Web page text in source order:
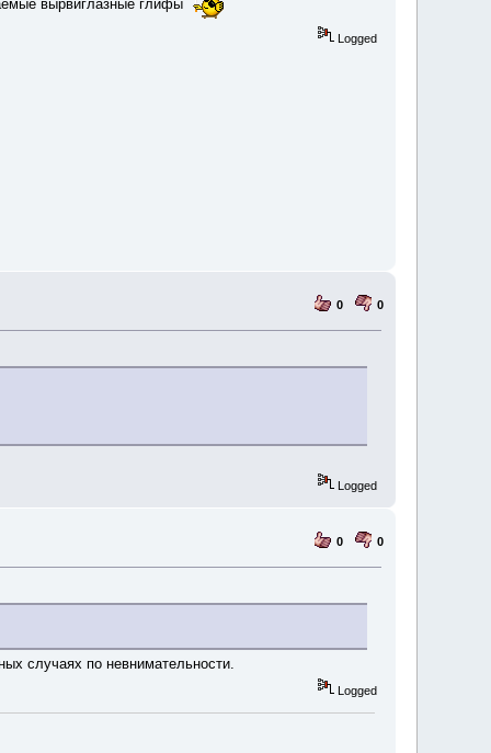
вырвиглазные глифы
Logged
0 0
Logged
0 0
случаях по невнимательности.
Logged